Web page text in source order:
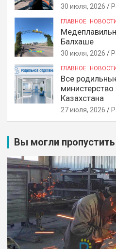
30 июля, 2026
ГЛАВНОЕ
Балхаше
30 июля, 2026
ГЛАВНОЕ
Все
Казахстана
27 июля, 2026
Вы могли пропустить